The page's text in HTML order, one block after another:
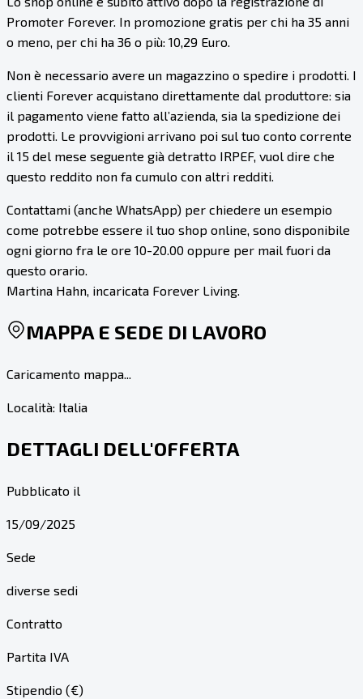
Promoter Forever. In promozione gratis per chi ha 35 anni
o meno, per chi ha 36 o più: 10,29 Euro.
Non è necessario avere un magazzino o spedire i prodotti. I
clienti Forever acquistano direttamente dal produttore: sia
il pagamento viene fatto all’azienda, sia la spedizione dei
prodotti. Le provvigioni arrivano poi sul tuo conto corrente
il 15 del mese seguente già detratto IRPEF, vuol dire che
questo reddito non fa cumulo con altri redditi.
Contattami (anche WhatsApp) per chiedere un esempio
come potrebbe essere il tuo shop online, sono disponibile
ogni giorno fra le ore 10-20.00 oppure per mail fuori da
questo orario.
Martina Hahn, incaricata Forever Living.
MAPPA E SEDE DI LAVORO
Caricamento mappa...
Località: Italia
DETTAGLI DELL'OFFERTA
Pubblicato il
15/09/2025
Sede
diverse sedi
Contratto
Partita IVA
Stipendio (€)